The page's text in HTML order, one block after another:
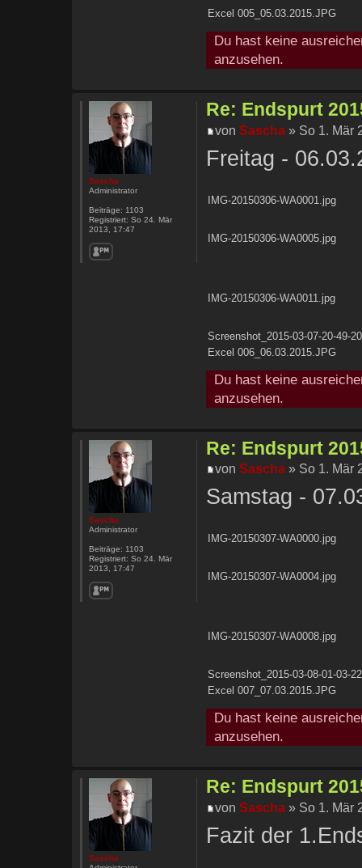
Excel 005_05.03.2015.JPG
Du hast keine
anzusehen.
Re: Endspurt
vonSascha » So 1. Mär
Freitag -
IMG-20150306-WA0001.jpg
IMG-20150306-WA0005.jpg
IMG-20150306-WA0011.jpg
Screenshot_2015-03-07-20-49-
Excel 006_06.03.2015.JPG
Du hast keine
anzusehen.
Sascha
Administrator
Beiträge: 1103
Registriert: So 24. Mär
2013, 17:47
Re: Endspurt
vonSascha » So 1. Mär
Samstag -
IMG-20150307-WA0000.jpg
IMG-20150307-WA0004.jpg
IMG-20150307-WA0008.jpg
Screenshot_2015-03-08-01-03-
Excel 007_07.03.2015.JPG
Du hast keine
anzusehen.
Sascha
Administrator
Beiträge: 1103
Registriert: So 24. Mär
2013, 17:47
Re: Endspurt
vonSascha » So 1. Mär
Fazit der
Sascha